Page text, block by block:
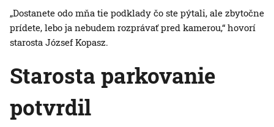
„Dostanete odo mňa tie podklady čo ste pýtali, ale zbytočne
prídete, lebo ja nebudem rozprávať pred kamerou,“ hovorí
starosta József Kopasz.
Starosta parkovanie
potvrdil